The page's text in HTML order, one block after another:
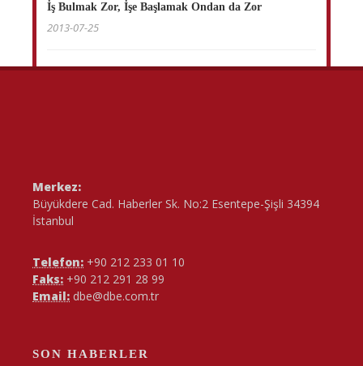
İş Bulmak Zor, İşe Başlamak Ondan da Zor
2013-07-25
Merkez:
Büyükdere Cad. Haberler Sk. No:2 Esentepe-Şişli 34394
İstanbul
Telefon: +90 212 233 01 10
Faks: +90 212 291 28 99
Email: dbe@dbe.com.tr
SON HABERLER